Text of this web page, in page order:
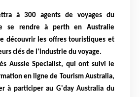
à 300 agents de voyages du
se rendre à perth en Australie
découvrir les offres touristiques et
clés de l'industrie du voyage.
Aussie Specialist, qui ont suivi le
en ligne de Tourism Australia,
à participer au G'day Australia du